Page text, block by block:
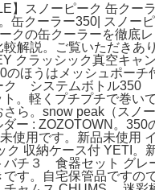
】スノーピーク 缶クー
缶クーラー350| スノー
クの缶クーラーを徹底
解説。ご覧いただきあ
クラッシック真空キャ
ほうはメッシュポーチ
システムボトル350
。軽くプチプチで巻い
ら。snow peak（スノ
ー : ZOZOTOWN。350
使用です。新品未使用
ク 収納ケース付 YETI。
チ３ 食器セット グレ
す。自宅保管品ですの